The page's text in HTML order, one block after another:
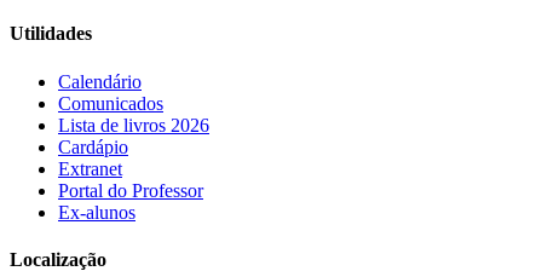
Utilidades
Calendário
Comunicados
Lista de livros 2026
Cardápio
Extranet
Portal do Professor
Ex-alunos
Localização